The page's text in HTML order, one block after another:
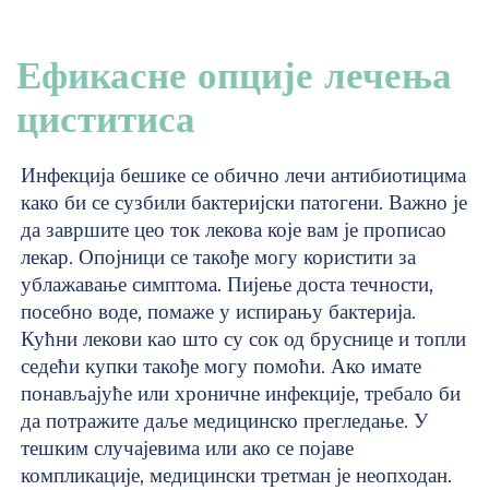
Ефикасне опције лечења
циститиса
Инфекција бешике се обично лечи антибиотицима
како би се сузбили бактеријски патогени. Важно је
да завршите цео ток лекова које вам је прописао
лекар. Опојници се такође могу користити за
ублажавање симптома. Пијење доста течности,
посебно воде, помаже у испирању бактерија.
Кућни лекови као што су сок од бруснице и топли
седећи купки такође могу помоћи. Ако имате
понављајуће или хроничне инфекције, требало би
да потражите даље медицинско прегледање. У
тешким случајевима или ако се појаве
компликације, медицински третман је неопходан.